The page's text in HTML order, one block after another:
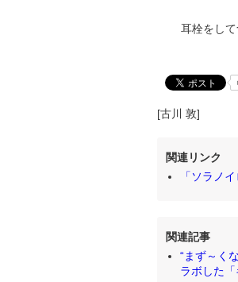
耳栓をし
[古川 敦]
関連リンク
「ソラノ
関連記事
“まず～く
ラボした